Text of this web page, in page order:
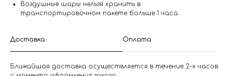
Воздушные шары нельзя хранить в
транспортировочном пакете больше 1 часа
Доставка Оплата
Ближайшая доставка осуществляется в течение 2-х часов